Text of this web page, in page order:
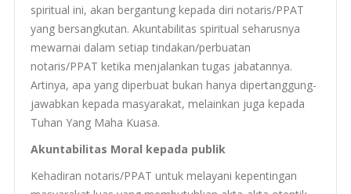
spir­i­tual ini, akan bergan­tung kepada diri notaris/PPAT
yang bersangku­tan. Akunt­abil­i­tas spir­i­tual seharus­nya
mewar­nai dalam setiap tindakan/perbuatan
notaris/PPAT ketika men­jalankan tugas jabatan­nya.
Artinya, apa yang diper­buat bukan hanya dipertanggung-
jawabkan kepada masyarakat, melainkan juga kepada
Tuhan Yang Maha Kuasa.
Akunt­abil­i­tas Moral kepada publik
Kehadi­ran notaris/PPAT untuk melayani kepentin­gan